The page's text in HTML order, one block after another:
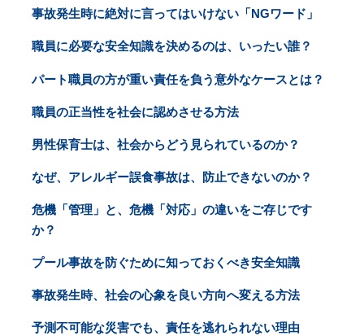
事故発生時に絶対に言ってはいけない「NGワード」
職員に必要な安全知識を決めるのは、いったい誰？
パート職員の方が重い責任を負う意外なケースとは？
職員の正当性を社会に認めさせる方法
男性保育士は、社会からどう見られているのか？
なぜ、アレルギー誤食事故は、防止できないのか？
危機「管理」と、危機「対応」の違いをご存じです
か？
プール事故を防ぐために知っておくべき安全知識
事故発生時、社会の心象を良い方向へ変える方法
予測不可能な災害でも、責任を逃れられない理由